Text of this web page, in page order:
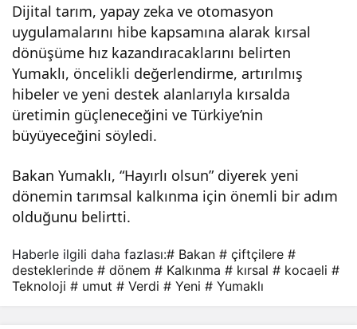
Dijital tarım, yapay zeka ve otomasyon
uygulamalarını hibe kapsamına alarak kırsal
dönüşüme hız kazandıracaklarını belirten
Yumaklı, öncelikli değerlendirme, artırılmış
hibeler ve yeni destek alanlarıyla kırsalda
üretimin güçleneceğini ve Türkiye’nin
büyüyeceğini söyledi.
Bakan Yumaklı, “Hayırlı olsun” diyerek yeni
dönemin tarımsal kalkınma için önemli bir adım
olduğunu belirtti.
Haberle ilgili daha fazlası:# Bakan # çiftçilere #
desteklerinde # dönem # Kalkınma # kırsal # kocaeli #
Teknoloji # umut # Verdi # Yeni # Yumaklı